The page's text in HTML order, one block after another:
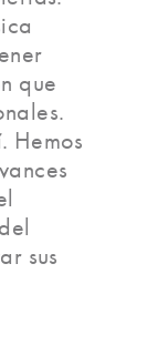
que
Hemos
sus